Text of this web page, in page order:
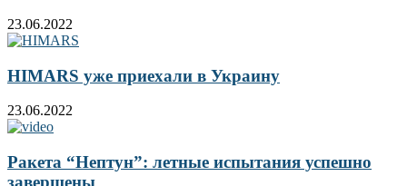
23.06.2022
HIMARS уже приехали в Украину
23.06.2022
Ракета “Нептун”: летные испытания успешно
завершены